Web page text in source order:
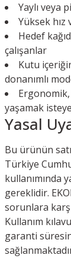
Yaylı veya
Yüksek hız
Hedef
çalışanlar
Kutu
donanımlı
Ergonomik,
yaşamak
Yasal
Bu ürünün
Türkiye
kullanımında
gereklidir.
sorunlara
Kullanım
garanti